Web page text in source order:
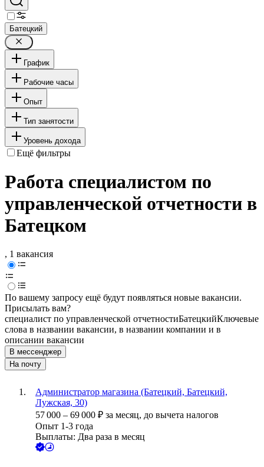
Батецкий
График
Рабочие часы
Опыт
Тип занятости
Уровень дохода
Ещё фильтры
Работа специалистом по
управленческой отчетности в
Батецком
, 1 вакансия
По вашему запросу ещё будут появляться новые вакансии.
Присылать вам?
специалист по управленческой отчетностиБатецкийКлючевые
слова в названии вакансии, в названии компании и в
описании вакансии
В мессенджер
На почту
Администратор магазина (Батецкий, Батецкий,
Лужская, 30)
57 000 – 69 000 ₽ за месяц, до вычета налогов
Опыт 1-3 года
Выплаты: Два раза в месяц